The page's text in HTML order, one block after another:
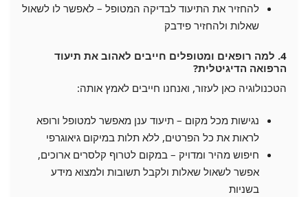
להחזיר את התיעוד לבדיקה המטופל – לאפשר לו לשאול
שאלות ולהחזיר פידבק
4. למה רופאים ומטופלים חייבים לאהוב את תיעוד
הרפואה הדיגיטלית?
הטכנולוגיה כאן לעזור, ואנחנו חייבים לאמץ אותה:
נגישות מכל מקום – תיעוד ענן מאפשר למטופל ורופא
לראות את כל הפרטים, ללא תלות במיקום גיאוגרפי
חיפוש מהיר ומדויק – במקום לטרוף קלסרים ארוכים,
אפשר לשאול שאלות ולקבל תשובות ולמצוא מידע
בשניות